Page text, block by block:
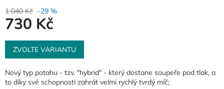
1 040 Kč –29 %
730 Kč
Měrná
cena:
ZVOLTE VARIANTU
Nový typ potahu - tzv. "hybrid" - který dostane soupeře pod tlak, a
to díky své schopnosti zahrát velmi rychlý tvrdý míč;